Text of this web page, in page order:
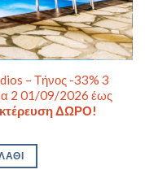
– Τήνος -33% 3
2 01/09/2026 έως
ΔΩΡΟ!